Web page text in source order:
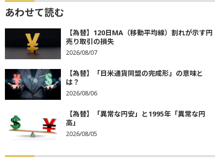
あわせて読む
【為替】120日MA（移動平均線）割れが示す円
売り取引の損失
2026/08/07
【為替】「日米通貨同盟の完成形」の意味と
は？
2026/08/06
【為替】「異常な円安」と1995年「異常な円
高」
2026/08/05